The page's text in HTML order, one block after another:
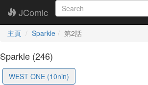
JComic
主頁 Sparkle 第2話
Sparkle (246)
WEST ONE (10nin)